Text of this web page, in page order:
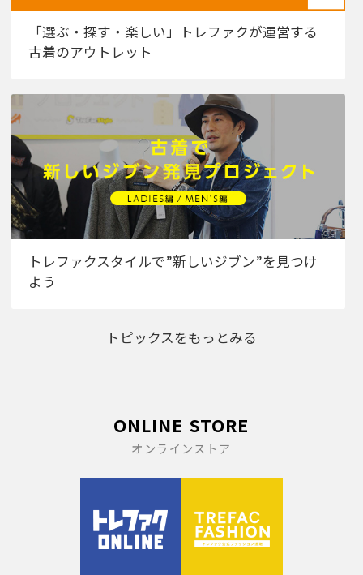
「選ぶ・探す・楽しい」トレファクが運営する
古着のアウトレット
トレファクスタイルで”新しいジブン”を見つけ
よう
トピックスをもっとみる
ONLINE STORE
オンラインストア